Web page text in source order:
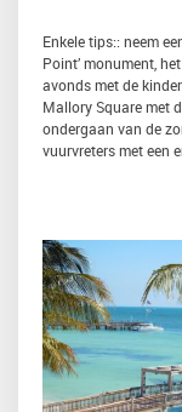
Enkele tips:: neem
Point’ monument,
avonds met de
Mallory Square met
ondergaan van de
vuurvreters met een